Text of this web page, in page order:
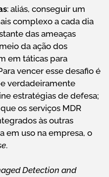
: aliás, conseguir um
complexo a cada dia
das ameaças
da ação dos
em táticas para
vencer esse desafio é
verdadeiramente
estratégias de defesa;
os serviços MDR
às outras
em uso na empresa, o
.
Detection and